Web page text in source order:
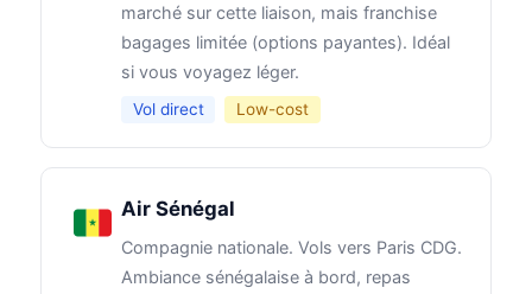
marché sur cette liaison, mais franchise
bagages limitée (options payantes). Idéal
si vous voyagez léger.
Vol direct Low-cost
Air Sénégal
Compagnie nationale. Vols vers Paris CDG.
Ambiance sénégalaise à bord, repas